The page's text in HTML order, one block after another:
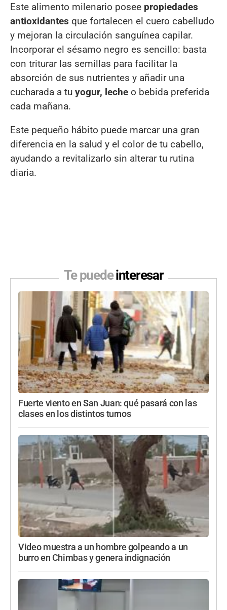
Este alimento milenario posee propiedades
antioxidantes que fortalecen el cuero cabelludo
y mejoran la circulación sanguínea capilar.
Incorporar el sésamo negro es sencillo: basta
con triturar las semillas para facilitar la
absorción de sus nutrientes y añadir una
cucharada a tu yogur, leche o bebida preferida
cada mañana.
Este pequeño hábito puede marcar una gran
diferencia en la salud y el color de tu cabello,
ayudando a revitalizarlo sin alterar tu rutina
diaria.
Te puedeinteresar
Fuerte viento en San Juan: qué pasará con las
clases en los distintos turnos
Video muestra a un hombre golpeando a un
burro en Chimbas y genera indignación